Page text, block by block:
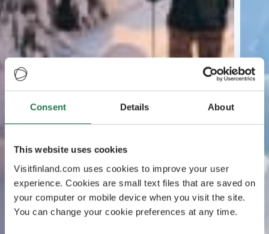
Consent Details About
This website uses cookies
Visitfinland.com uses cookies to improve your user
experience. Cookies are small text files that are saved on
your computer or mobile device when you visit the site.
You can change your cookie preferences at any time.